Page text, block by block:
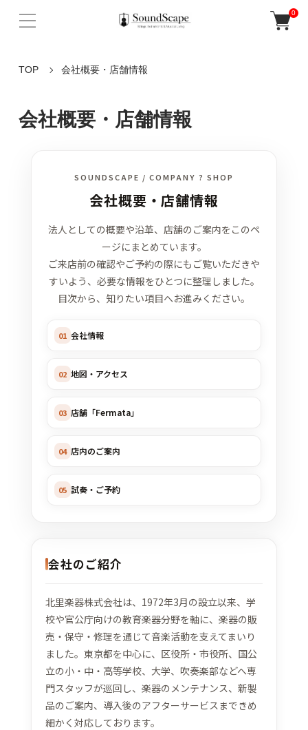
0
TOP 会社概要・店舗情報
会社概要・店舗情報
SOUNDSCAPE / COMPANY ? SHOP
会社概要・店舗情報
法人としての概要や沿革、店舗のご案内をこのペ
ージにまとめています。
ご来店前の確認やご予約の際にもご覧いただきや
すいよう、必要な情報をひとつに整理しました。
目次から、知りたい項目へお進みください。
01 会社情報
02 地図・アクセス
03 店舗「Fermata」
04 店内のご案内
05 試奏・ご予約
会社のご紹介
北里楽器株式会社は、1972年3月の設立以来、学
校や官公庁向けの教育楽器分野を軸に、楽器の販
売・保守・修理を通じて音楽活動を支えてまいり
ました。東京都を中心に、区役所・市役所、国公
立の小・中・高等学校、大学、吹奏楽部などへ専
門スタッフが巡回し、楽器のメンテナンス、新製
品のご案内、導入後のアフターサービスまできめ
細かく対応しております。